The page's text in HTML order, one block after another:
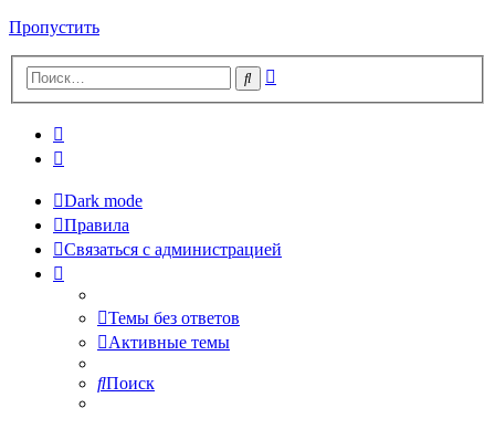
Пропустить
Поиск
Dark mode
Правила
Связаться с администрацией
Темы без ответов
Активные темы
Поиск